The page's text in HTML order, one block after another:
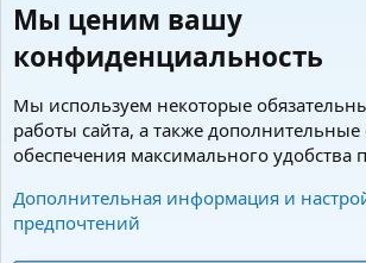
Кинологические организации
Cookies Charm by DCom
Мы ценим вашу
конфиденциальность
Мы используем некоторые
работы сайта, а также дополнительные
обеспечения максимального удобства
Дополнительная информация и
предпочтений